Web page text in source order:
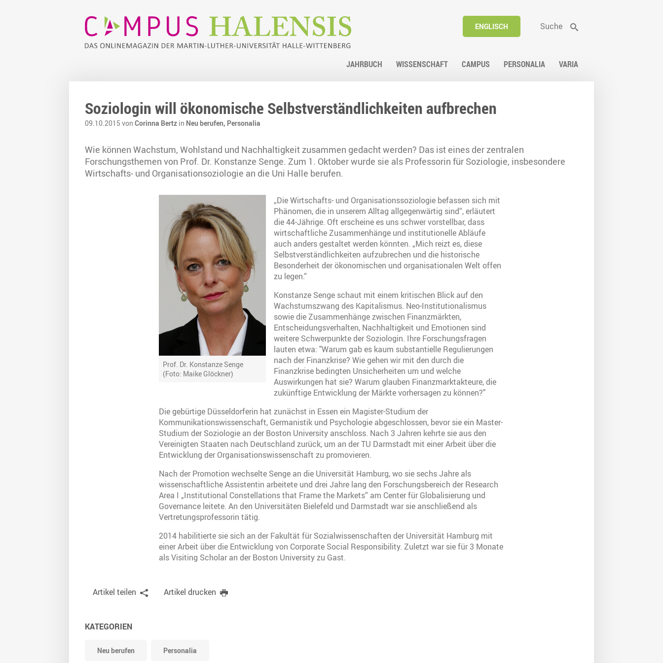
ENGLISCH Suche
JAHRBUCH WISSENSCHAFT CAMPUS PERSONALIA VARIA
Soziologin will ökonomische Selbstverständlichkeiten aufbrechen
09.10.2015 von Corinna Bertz in Neu berufen, Personalia
Wie können Wachstum, Wohlstand und Nachhaltigkeit zusammen gedacht werden? Das ist eines der zentralen
Forschungsthemen von Prof. Dr. Konstanze Senge. Zum 1. Oktober wurde sie als Professorin für Soziologie, insbesondere
Wirtschafts- und Organisationsoziologie an die Uni Halle berufen.
Prof. Dr. Konstanze Senge
(Foto: Maike Glöckner)
„Die Wirtschafts- und Organisationssoziologie befassen sich mit
Phänomen, die in unserem Alltag allgegenwärtig sind“, erläutert
die 44-Jährige. Oft erscheine es uns schwer vorstellbar, dass
wirtschaftliche Zusammenhänge und institutionelle Abläufe
auch anders gestaltet werden könnten. „Mich reizt es, diese
Selbstverständlichkeiten aufzubrechen und die historische
Besonderheit der ökonomischen und organisationalen Welt offen
zu legen.“
Konstanze Senge schaut mit einem kritischen Blick auf den
Wachstumszwang des Kapitalismus. Neo-Institutionalismus
sowie die Zusammenhänge zwischen Finanzmärkten,
Entscheidungsverhalten, Nachhaltigkeit und Emotionen sind
weitere Schwerpunkte der Soziologin. Ihre Forschungsfragen
lauten etwa: "Warum gab es kaum substantielle Regulierungen
nach der Finanzkrise? Wie gehen wir mit den durch die
Finanzkrise bedingten Unsicherheiten um und welche
Auswirkungen hat sie? Warum glauben Finanzmarktakteure, die
zukünftige Entwicklung der Märkte vorhersagen zu können?"
Die gebürtige Düsseldorferin hat zunächst in Essen ein Magister-Studium der
Kommunikationswissenschaft, Germanistik und Psychologie abgeschlossen, bevor sie ein Master-
Studium der Soziologie an der Boston University anschloss. Nach 3 Jahren kehrte sie aus den
Vereinigten Staaten nach Deutschland zurück, um an der TU Darmstadt mit einer Arbeit über die
Entwicklung der Organisationswissenschaft zu promovieren.
Nach der Promotion wechselte Senge an die Universität Hamburg, wo sie sechs Jahre als
wissenschaftliche Assistentin arbeitete und drei Jahre lang den Forschungsbereich der Research
Area I „Institutional Constellations that Frame the Markets“ am Center für Globalisierung und
Governance leitete. An den Universitäten Bielefeld und Darmstadt war sie anschließend als
Vertretungsprofessorin tätig.
2014 habilitierte sie sich an der Fakultät für Sozialwissenschaften der Universität Hamburg mit
einer Arbeit über die Entwicklung von Corporate Social Responsibility. Zuletzt war sie für 3 Monate
als Visiting Scholar an der Boston University zu Gast.
Artikel teilen Artikel drucken
KATEGORIEN
Neu berufen Personalia